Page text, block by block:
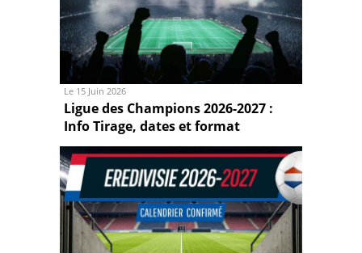
Le 15 Juin 2026
Ligue des Champions 2026-2027 :
Info Tirage, dates et format